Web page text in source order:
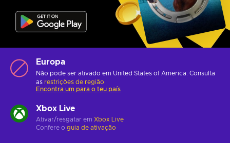
Europa
Não pode ser ativado em United States of America. Consulta
as restrições de região
Encontra um para o teu país
Xbox Live
Ativar/resgatar em Xbox Live
Confere o guia de ativação